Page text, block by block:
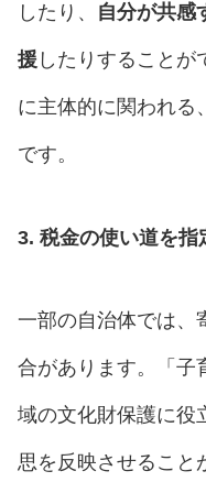
したり、 自分が共感
援 したりすることが
に主体的に関われる
です。
3. 税金の使い道を指
一部の自治体では、
合があります。「子
域の文化財保護に役
思を反映させること